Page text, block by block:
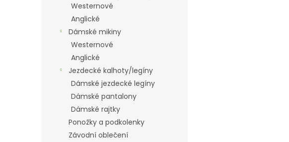
Westernové
Anglické
Dámské mikiny
Westernové
Anglické
Jezdecké kalhoty/legíny
Dámské jezdecké legíny
Dámské pantalony
Dámské rajtky
Ponožky a podkolenky
Závodní oblečení